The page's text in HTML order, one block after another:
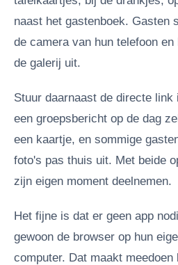
naast het gastenboek. Gasten
de camera van hun telefoon
de galerij uit.
Stuur daarnaast de directe link
een groepsbericht op de dag
een kaartje, en sommige
foto's pas thuis uit. Met beide
zijn eigen moment deelnemen.
Het fijne is dat er geen app
gewoon de browser op hun
computer. Dat maakt meedoen